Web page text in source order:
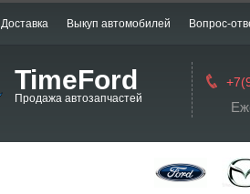
Доставка Выкуп автомобилей Вопрос-
TimeFord
Продажа автозапчастей